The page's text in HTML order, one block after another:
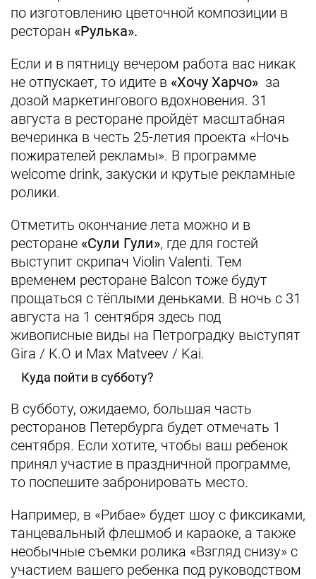
по изготовлению цветочной композиции в
ресторан «Рулька».
Если и в пятницу вечером работа вас никак
не отпускает, то идите в «Хочу Харчо» за
дозой маркетингового вдохновения. 31
августа в ресторане пройдёт масштабная
вечеринка в честь 25-летия проекта «Ночь
пожирателей рекламы». В программе
welcome drink, закуски и крутые рекламные
ролики.
Отметить окончание лета можно и в
ресторане «Сули Гули», где для гостей
выступит скрипач Violin Valenti. Тем
временем ресторане Balcon тоже будут
прощаться с тёплыми деньками. В ночь с 31
августа на 1 сентября здесь под
живописные виды на Петроградку выступят
Gira / К.О и Max Matveev / Kai.
Куда пойти в субботу?
В субботу, ожидаемо, большая часть
ресторанов Петербурга будет отмечать 1
сентября. Если хотите, чтобы ваш ребенок
принял участие в праздничной программе,
то поспешите забронировать место.
Например, в «Рибае» будет шоу с фиксиками,
танцевальный флешмоб и караоке, а также
необычные съемки ролика «Взгляд снизу» с
участием вашего ребенка под руководством